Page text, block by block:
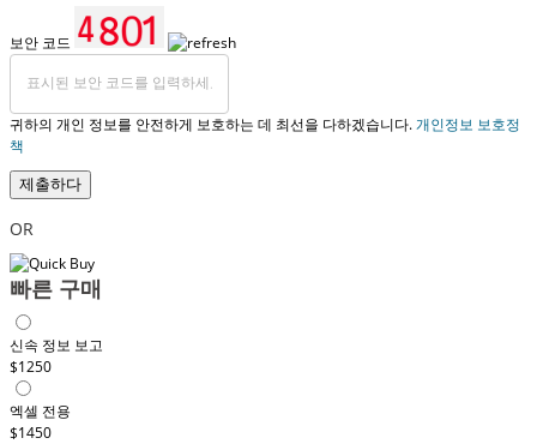
보안 코드
귀하의 개인 정보를 안전하게 보호하는 데 최선을 다하겠습니다.개인정보 보호정
책
제출하다
OR
빠른 구매
신속 정보 보고
$1250
엑셀 전용
$1450